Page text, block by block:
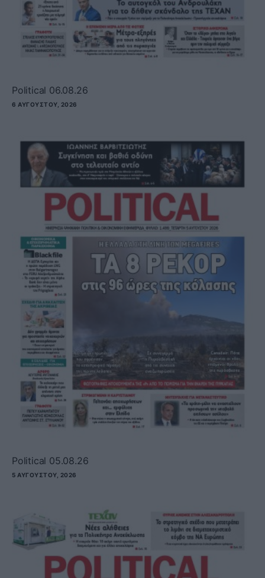
Political 06.08.26
6 ΑΥΓΟΎΣΤΟΥ, 2026
Political 05.08.26
5 ΑΥΓΟΎΣΤΟΥ, 2026